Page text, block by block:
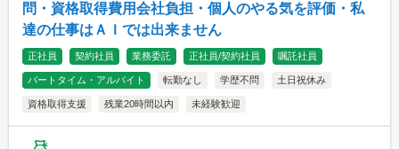
問・資格取得費用会社負担・個人のやる気を評価・私
達の仕事はＡＩでは出来ません
正社員 契約社員 業務委託 正社員/契約社員 嘱託社員
パートタイム・アルバイト 転勤なし 学歴不問 土日祝休み
資格取得支援 残業20時間以内 未経験歓迎